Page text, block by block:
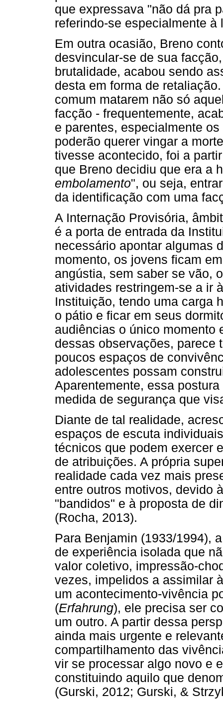
que expressava "não dá pra
referindo-se especialmente
Em outra ocasião, Breno
desvincular-se de sua
brutalidade, acabou sendo
desta em forma de
comum matarem não só
facção - frequentemente,
e parentes, especialmente
poderão querer vingar a
tivesse acontecido, foi a
que Breno decidiu que era a
embolamento", ou seja,
da identificação com uma
A Internação Provisória,
é a porta de entrada da
necessário apontar algumas
momento, os jovens ficam
angústia, sem saber se vão,
atividades restringem-se a ir
Instituição, tendo uma carga
o pátio e ficar em seus
audiências o único momento
dessas observações, parece
poucos espaços de
adolescentes possam
Aparentemente, essa
medida de segurança que
Diante de tal realidade,
espaços de escuta
técnicos que podem exercer
de atribuições. A própria
realidade cada vez mais
entre outros motivos, devido
"bandidos" e à proposta de
(Rocha, 2013).
Para Benjamin (1933/1994),
de experiência isolada que
valor coletivo, impressão-
vezes, impelidos a assimilar
um acontecimento-vivência
(Erfahrung), ele precisa ser
um outro. A partir dessa
ainda mais urgente e
compartilhamento das
vir se processar algo novo e
constituindo aquilo que
(Gurski, 2012; Gurski, &